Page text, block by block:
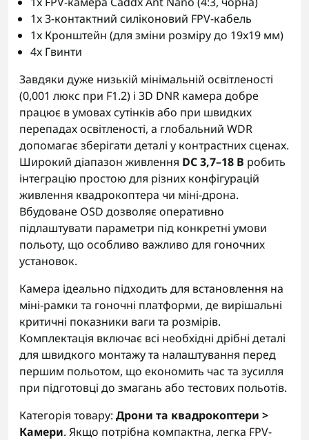
1x 3-контактний силіконовий FPV-кабель
1x Кронштейн (для зміни розміру до 19x19 мм)
4x Гвинти
Завдяки дуже низькій мінімальній освітленості
(0,001 люкс при F1.2) і 3D DNR камера добре
працює в умовах сутінків або при швидких
перепадах освітленості, а глобальний WDR
допомагає зберігати деталі у контрастних сценах.
Широкий діапазон живлення DC 3,7–18 В робить
інтеграцію простою для різних конфігурацій
живлення квадрокоптера чи міні-дрона.
Вбудоване OSD дозволяє оперативно
підлаштувати параметри під конкретні умови
польоту, що особливо важливо для гоночних
установок.
Камера ідеально підходить для встановлення на
міні-рамки та гоночні платформи, де вирішальні
критичні показники ваги та розмірів.
Комплектація включає всі необхідні дрібні деталі
для швидкого монтажу та налаштування перед
першим польотом, що економить час та зусилля
при підготовці до змагань або тестових польотів.
Категорія товару: Дрони та квадрокоптери >
Камери. Якщо потрібна компактна, легка FPV-